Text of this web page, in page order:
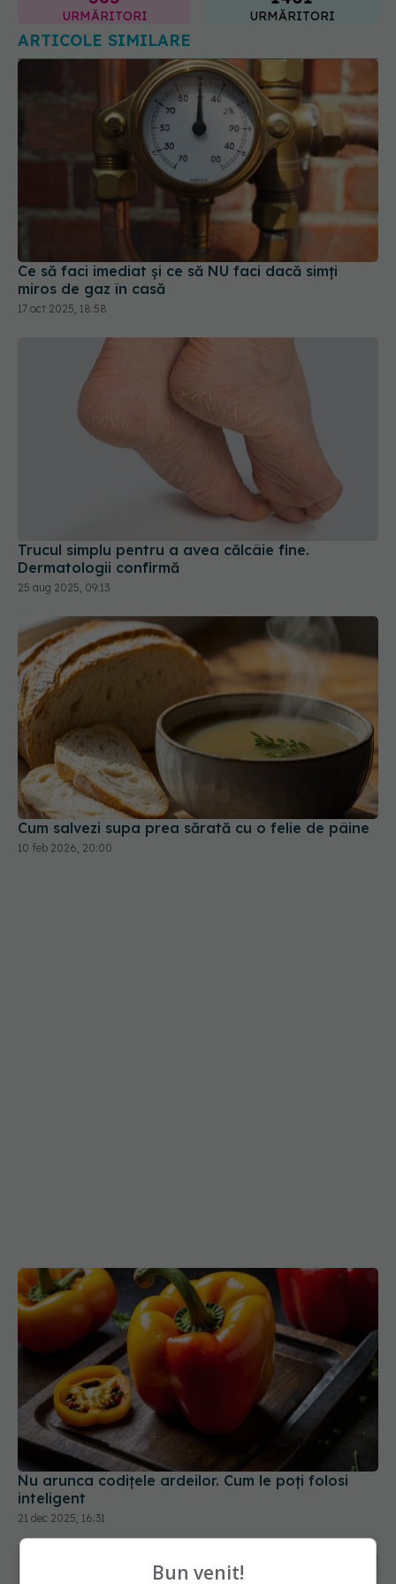
Ce să faci imediat și ce să NU faci dacă simți
miros de gaz în casă
Trucul simplu pentru a avea călcâie fine.
Dermatologii confirmă
Cum salvezi supa prea sărată cu o felie de pâine
10 feb 2026, 20:00
Nu arunca codițele ardeilor. Cum le poți folosi
inteligent
21 dec 2025, 16:31
Bun venit!